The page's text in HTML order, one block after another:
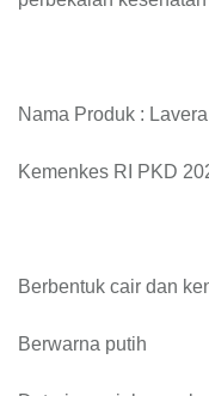
Nama Produk :
Kemenkes RI PKD
Berbentuk cair dan
Berwarna putih